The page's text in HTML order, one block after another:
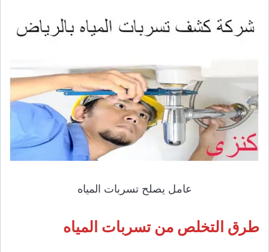
عامل يصلح تسربات المياه
طرق التخلص من تسربات المياه